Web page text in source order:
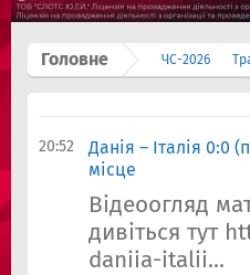
Головне ЧС-2026
20:52
Данія – Італія 0:0
місце
Відеоогляд
дивіться тут
daniia-italii...